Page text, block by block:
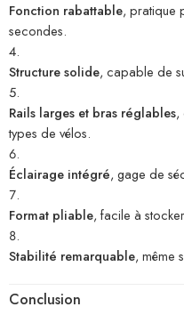
Fonction rabattable, pratique
secondes.
Structure solide, capable de
Rails larges et bras réglables,
types de vélos.
Éclairage intégré, gage de
Format pliable, facile à
Stabilité remarquable, même
Conclusion